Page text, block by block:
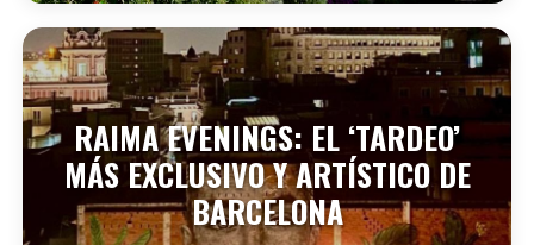
SEGUIR LEYENDO
RAIMA EVENINGS: EL ‘TARDEO’
MÁS EXCLUSIVO Y ARTÍSTICO DE
BARCELONA